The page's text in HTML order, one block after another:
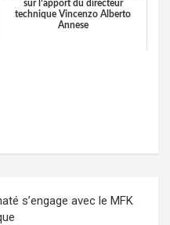
sur l’apport du directeur
technique Vincenzo Alberto
Annese
s’engage avec le MFK